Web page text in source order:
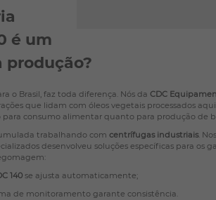
é um
produção?
o Brasil, faz toda diferença. Nós da CDC
que lidam com óleos vegetais processados
consumo alimentar quanto para produção de
trabalhando com centrífugas industriais.
desenvolveu soluções específicas para os
140se ajusta automaticamente;
de monitoramento garante consistência.